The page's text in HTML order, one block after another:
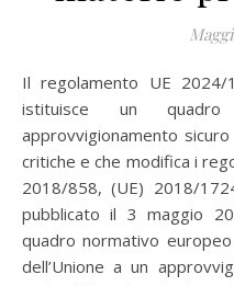
Il regolamento UE 2024/1252 dell’11 aprile 2024 “che
istituisce un
approvvigionamento
critiche e che modifica i
2018/858, (UE) 2018/
pubblicato il 3 maggio
quadro normativo
dell’Unione a un